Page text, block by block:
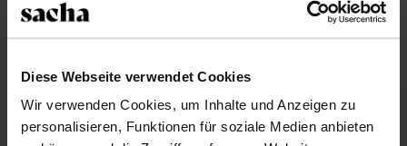
Diese Webseite verwendet Cookies
Wir verwenden Cookies, um Inhalte und Anzeigen zu
personalisieren, Funktionen für soziale Medien anbieten